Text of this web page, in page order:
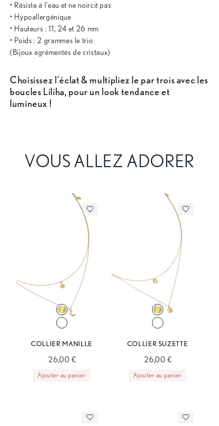
• Résiste à l'eau et ne noircit pas
• Hypoallergénique
• Hauteurs : 11, 24 et 26 mm
• Poids : 2 grammes le trio
(Bijoux agrémentés de cristaux)
Choisissez l'éclat & multipliez le par trois avec les
boucles Liliha, pour un look tendance et
lumineux !
VOUS ALLEZ ADORER
COLLIER MANILLE
26,00 €
Ajouter au panier
COLLIER SUZETTE
26,00 €
Ajouter au panier